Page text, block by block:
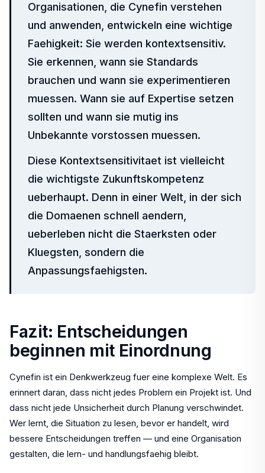
Organisationen, die Cynefin verstehen
und anwenden, entwickeln eine wichtige
Faehigkeit: Sie werden kontextsensitiv.
Sie erkennen, wann sie Standards
brauchen und wann sie experimentieren
muessen. Wann sie auf Expertise setzen
sollten und wann sie mutig ins
Unbekannte vorstossen muessen.
Diese Kontextsensitivitaet ist vielleicht
die wichtigste Zukunftskompetenz
ueberhaupt. Denn in einer Welt, in der sich
die Domaenen schnell aendern,
ueberleben nicht die Staerksten oder
Kluegsten, sondern die
Anpassungsfaehigsten.
Fazit: Entscheidungen
beginnen mit Einordnung
Cynefin ist ein Denkwerkzeug fuer eine komplexe Welt. Es
erinnert daran, dass nicht jedes Problem ein Projekt ist. Und
dass nicht jede Unsicherheit durch Planung verschwindet.
Wer lernt, die Situation zu lesen, bevor er handelt, wird
bessere Entscheidungen treffen — und eine Organisation
gestalten, die lern- und handlungsfaehig bleibt.